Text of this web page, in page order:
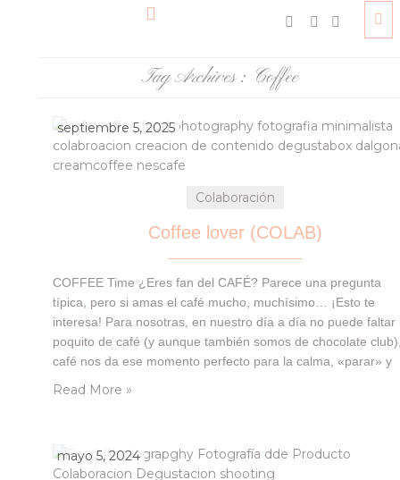
Tag Archives : Coffee
septiembre 5, 2025
Colaboración
Coffee lover (COLAB)
COFFEE Time ¿Eres fan del CAFÉ? Parece una pregunta
típica, pero si amas el café mucho, muchísimo… ¡Esto te
interesa! Para nosotras, en nuestro día a día no puede faltar
poquito de café (y aunque también somos de chocolate
café nos da ese momento perfecto para la calma, «parar» y
Read More »
mayo 5, 2024